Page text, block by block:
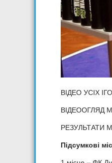
ВІДЕО УСІХ
ВІДЕООГЛЯД
РЕЗУЛЬТАТИ
Підсумкові